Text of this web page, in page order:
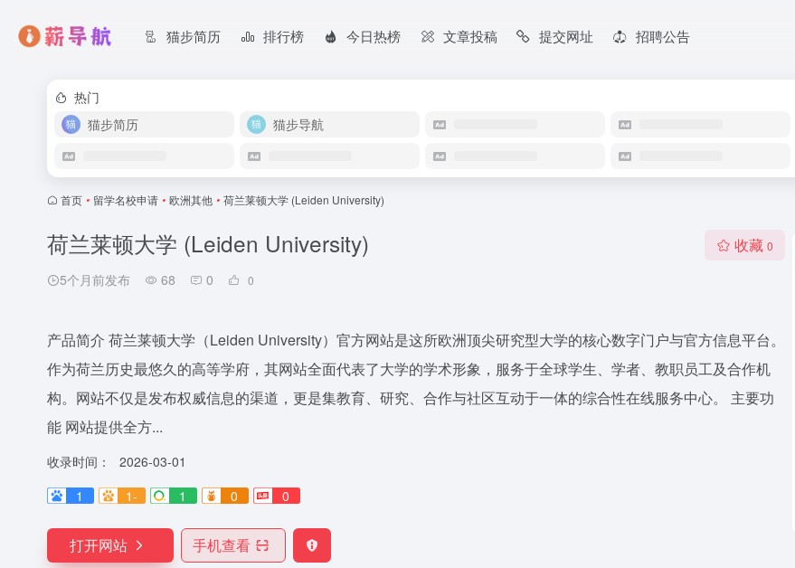
猫步简历 排行榜 今日热榜 文章投稿 提交网址 招聘公告
热门
猫步简历
猫步导航
首页 • 留学名校申请 • 欧洲其他 • 荷兰莱顿大学 (Leiden University)
荷兰莱顿大学 (Leiden University)
5个月前发布 68 0 0
收藏 0
产品简介 荷兰莱顿大学（Leiden University）官方网站是这所欧洲顶尖研究型大学的核心数字门户与官方信息平台。
作为荷兰历史最悠久的高等学府，其网站全面代表了大学的学术形象，服务于全球学生、学者、教职员工及合作机
构。网站不仅是发布权威信息的渠道，更是集教育、研究、合作与社区互动于一体的综合性在线服务中心。 主要功
能 网站提供全方...
收录时间：
2026-03-01
1
1- 1 0 0
打开网站 手机查看